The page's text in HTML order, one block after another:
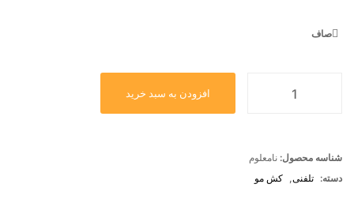
صاف
افزودن به سبد خرید
شناسه محصول: نامعلوم
دسته: تلفنی کش مو